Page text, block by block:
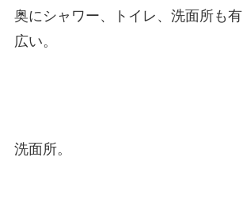
奥にシャワー、トイレ、洗面所も
広い。
洗面所。